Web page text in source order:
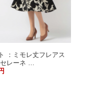
：ミモレ丈フレアス
レーネ …